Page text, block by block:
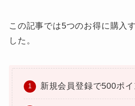
この記事では5つのお得に購入
した。
新規会員登録で500ポイ